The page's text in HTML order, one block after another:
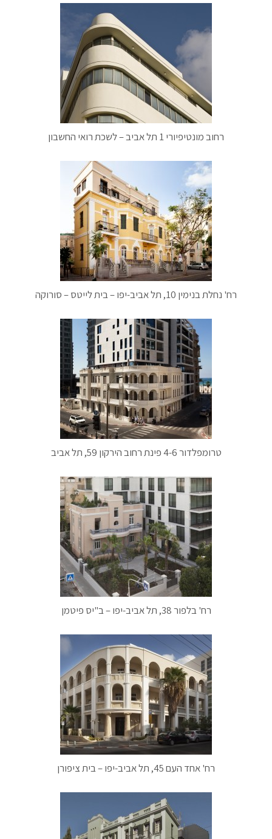
רחוב מונטיפיורי 1 תל אביב – לשכת רואי החשבון
רח' נחלת בנימין 10, תל אביב-יפו – בית לייטס – סורוקה
טרומפלדור 4-6 פינת רחוב הירקון 59, תל אביב
רח' בלפור 38, תל אביב-יפו – ב"יס פיטמן
רח' אחד העם 45, תל אביב-יפו – בית ציפורן